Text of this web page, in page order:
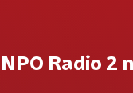
NPO Radio 2